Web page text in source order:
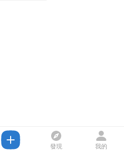
發現 我的